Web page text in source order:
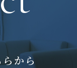
から